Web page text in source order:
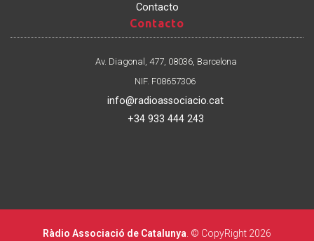
Contacto
Contacto
Av. Diagonal, 477, 08036, Barcelona
NIF. F08657306
info@radioassociacio.cat
+34 933 444 243
Ràdio Associació de Catalunya . © CopyRight 2026